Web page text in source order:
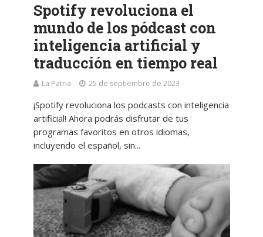
Spotify revoluciona el
mundo de los pódcast con
inteligencia artificial y
traducción en tiempo real
La Patria 25 de septiembre de 2023
¡Spotify revoluciona los podcasts con inteligencia
artificial! Ahora podrás disfrutar de tus
programas favoritos en otros idiomas,
incluyendo el español, sin...